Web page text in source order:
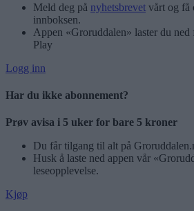
Meld deg på nyhetsbrevet vårt og få
innboksen.
Appen «Groruddalen» laster du
Play
Logg inn
Har du ikke abonnement?
Prøv avisa i 5 uker for bare 5 kroner
Du får tilgang til alt på
Husk å laste ned appen vår
leseopplevelse.
Kjøp